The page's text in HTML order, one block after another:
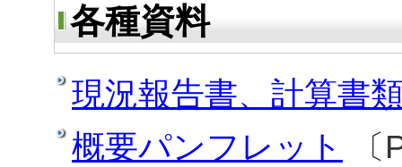
各種資料
現況報告書、計算書
概要パンフレット
〔